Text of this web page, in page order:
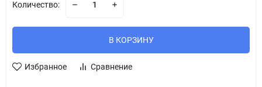
Количество:
В КОРЗИНУ
Избранное Сравнение